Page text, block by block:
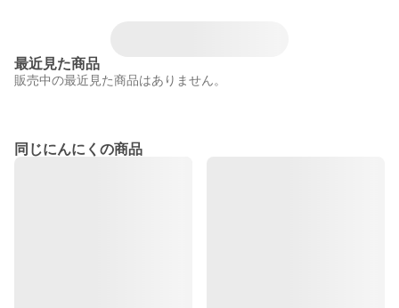
最近見た商品
販売中の最近見た商品はありません。
同じにんにくの商品